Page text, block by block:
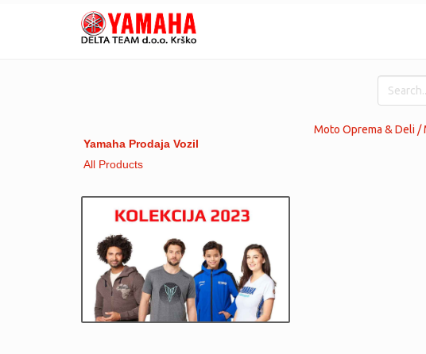
Yamaha Prodaja Vozil
All Products
Moto Oprema & Deli /